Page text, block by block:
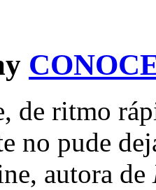
de ritmo
no pude
autora de